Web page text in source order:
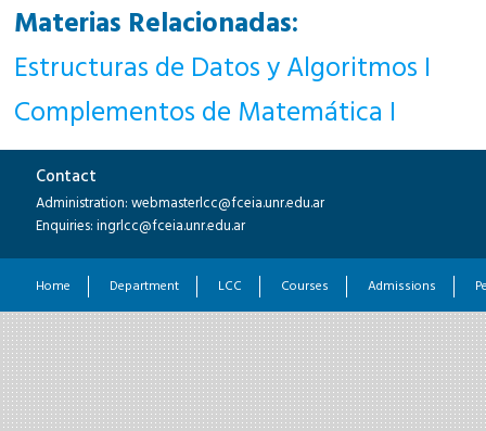
Materias Relacionadas:
Estructuras de Datos y Algoritmos I
Complementos de Matemática I
Contact
Administration: webmasterlcc@fceia.unr.edu.ar
Enquiries: ingrlcc@fceia.unr.edu.ar
Home Department LCC Courses Admissions